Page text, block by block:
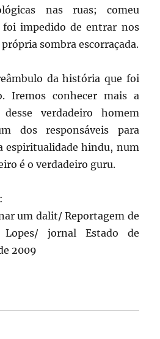
nas ruas; comeu
foi impedido de entrar nos
sombra escorraçada.
da história que foi
Iremos conhecer mais a
verdadeiro homem
dos responsáveis para
espiritualidade hindu, num
é o verdadeiro guru.
:
um dalit/ Reportagem de
Lopes/ jornal Estado de
2009